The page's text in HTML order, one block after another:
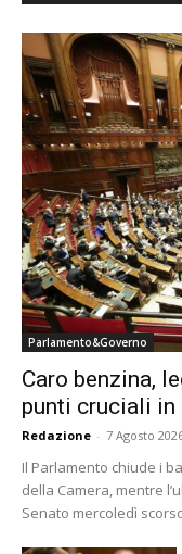
Parlamento&Governo
Caro benzina,
punti cruciali in
Redazione - 7 Agosto
Il Parlamento chiude i
della Camera, mentre
Senato mercoledì